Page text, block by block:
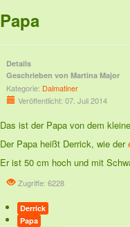
Papa
Details
Geschrieben von Martina Major
Kategorie: Dalmatiner
Veröffentlicht: 07. Juli 2014
Das ist der Papa von dem
Der Papa heißt Derrick, wie der
Er ist 50 cm hoch und mit
Zugriffe: 6228
Derrick
Papa